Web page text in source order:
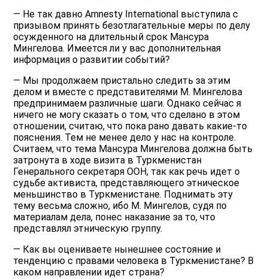
— Не так давно Amnesty International выступила с
призывом принять безотлагательные меры по делу
осужденного на длительный срок Мансура
Мингелова. Имеется ли у вас дополнительная
информация о развитии событий?
— Мы продолжаем пристально следить за этим
делом и вместе с представителями М. Мингелова
предпринимаем различные шаги. Однако сейчас я
ничего не могу сказать о том, что сделано в этом
отношении, считаю, что пока рано давать какие-то
пояснения. Тем не менее дело у нас на контроле.
Считаем, что тема Мансура Мингелова должна быть
затронута в ходе визита в Туркменистан
Генерального секретаря ООН, так как речь идет о
судьбе активиста, представляющего этническое
меньшинство в Туркменистане. Поднимать эту
тему весьма сложно, ибо М. Мингелов, судя по
материалам дела, понес наказание за то, что
представлял этническую группу.
— Как вы оцениваете нынешнее состояние и
тенденцию с правами человека в Туркменистане? В
каком направлении идет страна?